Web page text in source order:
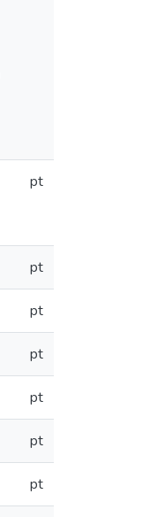
pt
pt
pt
pt
pt
pt
pt